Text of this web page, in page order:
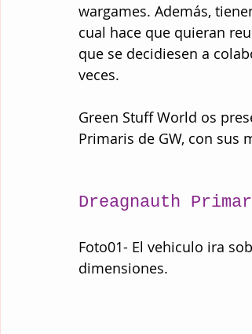
wargames. Además,
cual hace que quieran
que se decidiesen a
veces.
Green Stuff World os
Primaris de GW, con sus
Dreagnauth
Foto01- El vehiculo ira
dimensiones.